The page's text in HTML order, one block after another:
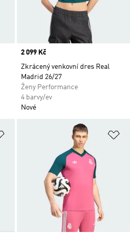
Price
2 099 Kč
Zkrácený venkovní dres Real
Madrid 26/27
Ženy Performance
4 barvy/ev
Nové
Přidat do seznamu přání